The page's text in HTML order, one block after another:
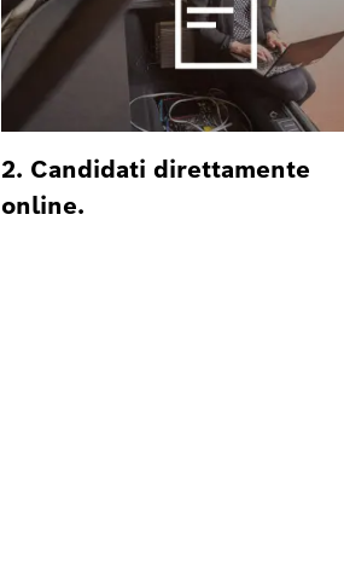
2. Candidati direttamente
online.